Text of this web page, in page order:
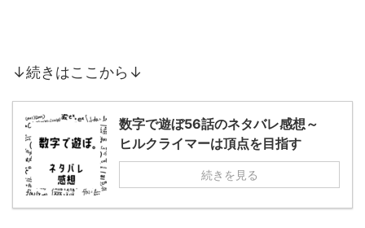
↓続きはここから↓
数字で遊ぼ56話のネタバレ感想～
ヒルクライマーは頂点を目指す
続きを見る